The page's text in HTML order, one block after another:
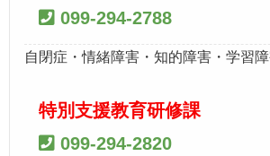
099-294-2788
自閉症・情緒障害・知的障害・学習
特別支援教育研修課
099-294-2820